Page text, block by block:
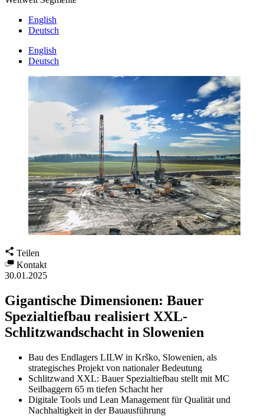
English
Deutsch
English
Deutsch
Teilen
Kontakt
30.01.2025
Gigantische Dimensionen: Bauer
Spezialtiefbau realisiert XXL-
Schlitzwandschacht in Slowenien
Bau des Endlagers LILW in Krško, Slowenien, als
strategisches Projekt von nationaler Bedeutung
Schlitzwand XXL: Bauer Spezialtiefbau stellt mit MC
Seilbaggern 65 m tiefen Schacht her
Digitale Tools und Lean Management für Qualität und
Nachhaltigkeit in der Bauausführung